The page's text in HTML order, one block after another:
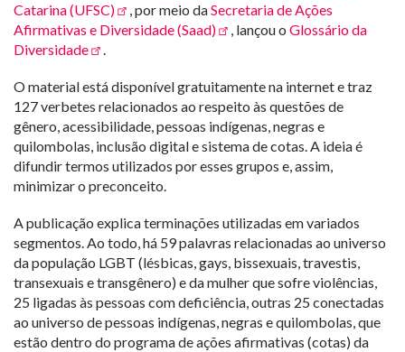
Catarina (UFSC)
, por meio daSecretaria de Ações
Afirmativas e Diversidade (Saad)
, lançou o Glossário da
Diversidade
.
O material está disponível gratuitamente na internet e traz
127 verbetes relacionados ao respeito às questões de
gênero, acessibilidade, pessoas indígenas, negras e
quilombolas, inclusão digital e sistema de cotas. A ideia é
difundir termos utilizados por esses grupos e, assim,
minimizar o preconceito.
A publicação explica terminações utilizadas em variados
segmentos. Ao todo, há 59 palavras relacionadas ao universo
da população LGBT (lésbicas, gays, bissexuais, travestis,
transexuais e transgênero) e da mulher que sofre violências,
25 ligadas às pessoas com deficiência, outras 25 conectadas
ao universo de pessoas indígenas, negras e quilombolas, que
estão dentro do programa de ações afirmativas (cotas) da